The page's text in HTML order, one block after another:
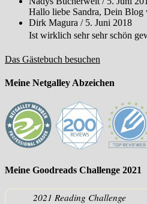
Hallo liebe Sandra, Dein Blog
Dirk Magura / 5. Juni 2018
Ist wirklich sehr sehr schön
Das Gästebuch besuchen
Meine Netgalley Abzeichen
Meine Goodreads Challenge 2021
2021 Reading Challenge